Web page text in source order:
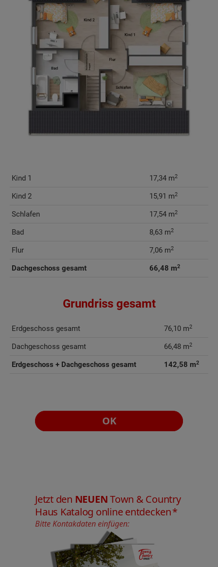
Kind 1 17,34 m2
Kind 2 15,91 m2
Schlafen 17,54 m2
Bad 8,63 m2
Flur 7,06 m2
Dachgeschoss gesamt 66,48 m2
Grundriss gesamt
Erdgeschoss gesamt 76,10 m2
Dachgeschoss gesamt 66,48 m2
Erdgeschoss + Dachgeschoss gesamt 142,58 m2